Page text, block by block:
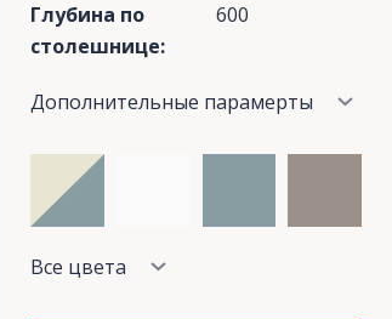
Глубина по
столешнице:
600
Дополнительные парамерты
Все цвета